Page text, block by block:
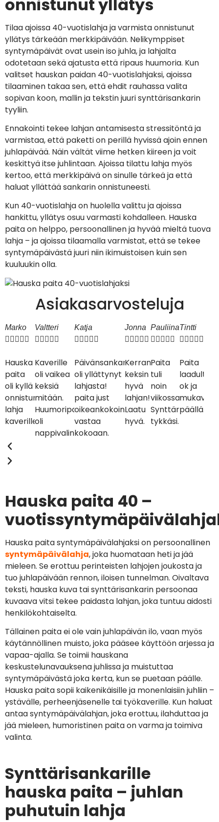
onnistunut yllätys
Tilaa ajoissa 40-vuotislahja ja varmista onnistunut
yllätys tärkeään merkkipäivään. Nelikymppiset
syntymäpäivät ovat usein iso juhla, ja lahjalta
odotetaan sekä ajatusta että ripaus huumoria. Kun
valitset hauskan paidan 40-vuotislahjaksi, ajoissa
tilaaminen takaa sen, että ehdit rauhassa valita
sopivan koon, mallin ja tekstin juuri synttärisankarin
tyyliin.
Ennakointi tekee lahjan antamisesta stressitöntä ja
varmistaa, että paketti on perillä hyvissä ajoin ennen
juhlapäivää. Näin vältät viime hetken kiireen ja voit
keskittyä itse juhlintaan. Ajoissa tilattu lahja myös
kertoo, että merkkipäivä on sinulle tärkeä ja että
haluat yllättää sankarin onnistuneesti.
Kun 40-vuotislahja on huolella valittu ja ajoissa
hankittu, yllätys osuu varmasti kohdalleen. Hauska
paita on helppo, persoonallinen ja hyvää mieltä tuova
lahja – ja ajoissa tilaamalla varmistat, että se tekee
syntymäpäivästä juuri niin ikimuistoisen kuin sen
kuuluukin olla.
Asiakasarvosteluja
Marko
    
Hauska
paita
oli kyllä
onnistunut
lahja
kaverille!
Valtteri
    
Kaverille
oli vaikea
keksiä
mitään.
Huumoripaita
oli
nappivalinta.
Katja
    
Päivänsankari
oli yllättynyt
lahjasta!
paita just
oikeankokoinen,
vastaa
kokoaan.
Jonna
    
Kerrankin
keksin
hyvä
lahjan!
Laatu
hyvä.
Pauliina
    
Paita
tuli
noin
viikossa.
Synttärisankari
tykkäsi.
Tintti
    
Paita
ok ja
mukavan
päällä.
Hauska paita 40 –
Hauska paita syntymäpäivälahjaksi on persoonallinen
syntymäpäivälahja, joka huomataan heti ja jää
mieleen. Se erottuu perinteisten lahjojen joukosta ja
tuo juhlapäivään rennon, iloisen tunnelman. Oivaltava
teksti, hauska kuva tai synttärisankarin persoonaa
kuvaava vitsi tekee paidasta lahjan, joka tuntuu aidosti
henkilökohtaiselta.
Tällainen paita ei ole vain juhlapäivän ilo, vaan myös
käytännöllinen muisto, joka pääsee käyttöön arjessa ja
vapaa-ajalla. Se toimii hauskana
keskustelunavauksena juhlissa ja muistuttaa
syntymäpäivästä joka kerta, kun se puetaan päälle.
Hauska paita sopii kaikenikäisille ja monenlaisiin juhliin –
ystävälle, perheenjäsenelle tai työkaverille. Kun haluat
antaa syntymäpäivälahjan, joka erottuu, ilahduttaa ja
jää mieleen, humoristinen paita on varma ja toimiva
valinta.
Synttärisankarille
hauska paita – juhlan
puhutuin lahja